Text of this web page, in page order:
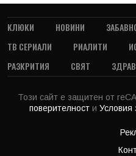
КЛЮКИ НОВИНИ
ТВ СЕРИАЛИ
РИАЛИТИ
РАЗКРИТИЯ
СВЯТ
Този сайт е защитен от
поверителност и Условия